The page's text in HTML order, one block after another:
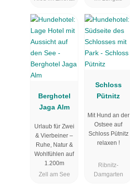
Berghotel
Jaga Alm
Urlaub für Zwei
& Vierbeiner –
Ruhe, Natur &
Wohlfühlen auf
1.200m
Zell am See
Schloss
Pütnitz
Mit Hund an der
Ostsee auf
Schloss Pütnitz
relaxen !
Ribnitz-
Damgarten